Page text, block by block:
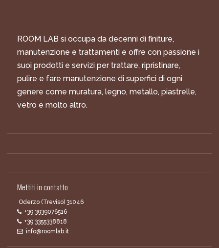
ROOM LAB si occupa da decenni di finiture,
manutenzione e trattamenti e offre con passione i
suoi prodotti e servizi per trattare, ripristinare,
pulire e fare manutenzione di superfici di ogni
genere come muratura, legno, metallo, piastrelle,
vetro e molto altro.
Mettiti in contatto
Oderzo (Treviso) 31046
+39 3939076516
+39 3355338818
info@roomlab.it